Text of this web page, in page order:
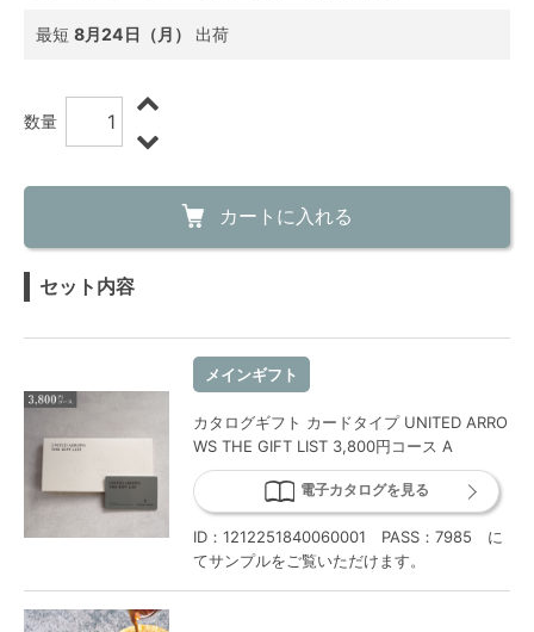
最短 8月24日（月） 出荷
数量
カートに入れる
セット内容
メインギフト
カタログギフト カードタイプ UNITED ARRO
WS THE GIFT LIST 3,800円コース A
電子カタログを見る
ID：1212251840060001 PASS：7985 に
てサンプルをご覧いただけます。